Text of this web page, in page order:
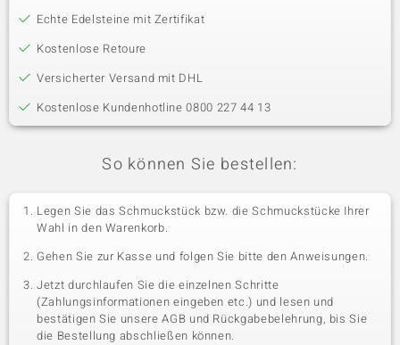
Echte Edelsteine mit Zertifikat
Kostenlose Retoure
Versicherter Versand mit DHL
Kostenlose Kundenhotline 0800 227 44 13
So können Sie bestellen:
Legen Sie das Schmuckstück bzw. die Schmuckstücke Ihrer
Wahl in den Warenkorb.
Gehen Sie zur Kasse und folgen Sie bitte den Anweisungen.
Jetzt durchlaufen Sie die einzelnen Schritte
(Zahlungsinformationen eingeben etc.) und lesen und
bestätigen Sie unsere AGB und Rückgabebelehrung, bis Sie
die Bestellung abschließen können.